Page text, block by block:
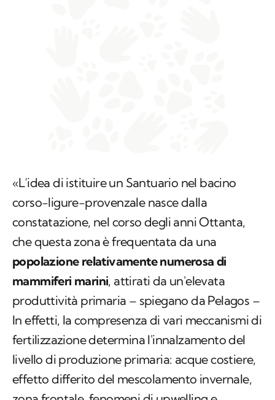
«L’idea di istituire un Santuario nel bacino
corso-ligure-provenzale nasce dalla
constatazione, nel corso degli anni Ottanta,
che questa zona è frequentata da una
popolazione relativamente numerosa di
mammiferi marini, attirati da un'elevata
produttività primaria – spiegano da Pelagos –
In effetti, la compresenza di vari meccanismi di
fertilizzazione determina l'innalzamento del
livello di produzione primaria: acque costiere,
effetto differito del mescolamento invernale,